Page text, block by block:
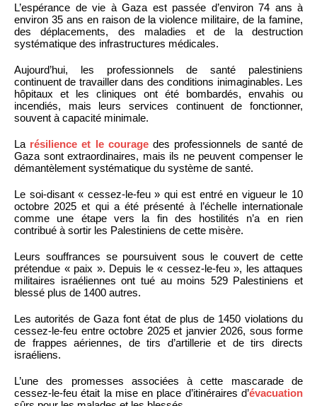
L’espérance de vie à Gaza est passée d’environ 74 ans à
environ 35 ans en raison de la violence militaire, de la famine,
des déplacements, des maladies et de la destruction
systématique des infrastructures médicales.
Aujourd’hui, les professionnels de santé palestiniens
continuent de travailler dans des conditions inimaginables. Les
hôpitaux et les cliniques ont été bombardés, envahis ou
incendiés, mais leurs services continuent de fonctionner,
souvent à capacité minimale.
La résilience et le couragedes professionnels de santé de
Gaza sont extraordinaires, mais ils ne peuvent compenser le
démantèlement systématique du système de santé.
Le soi-disant « cessez-le-feu » qui est entré en vigueur le 10
octobre 2025 et qui a été présenté à l’échelle internationale
comme une étape vers la fin des hostilités n’a en rien
contribué à sortir les Palestiniens de cette misère.
Leurs souffrances se poursuivent sous le couvert de cette
prétendue « paix ». Depuis le « cessez-le-feu », les attaques
militaires israéliennes ont tué au moins 529 Palestiniens et
blessé plus de 1400 autres.
Les autorités de Gaza font état de plus de 1450 violations du
cessez-le-feu entre octobre 2025 et janvier 2026, sous forme
de frappes aériennes, de tirs d’artillerie et de tirs directs
israéliens.
L’une des promesses associées à cette mascarade de
cessez-le-feu était la mise en place d’itinéraires d’évacuation